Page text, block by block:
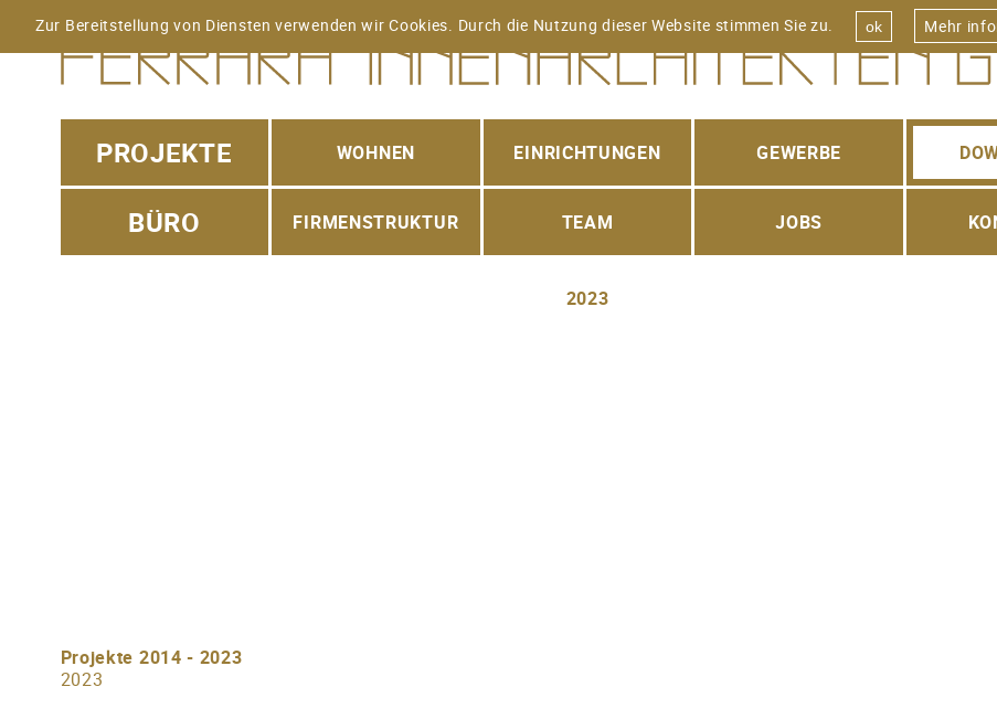
Zur Bereitstellung von Diensten verwenden wir Cookies. Durch die Nutzung dieser Website stimmen Sie zu. ok Mehr
BAUPROJEKT + AREALENTWICKLUNGEN AG
PROJEKTE WOHNEN EINRICHTUNGEN GEWERBE
BÜRO FIRMENSTRUKTUR TEAM JOBS
2023
Projekte 2014 - 2023
2023